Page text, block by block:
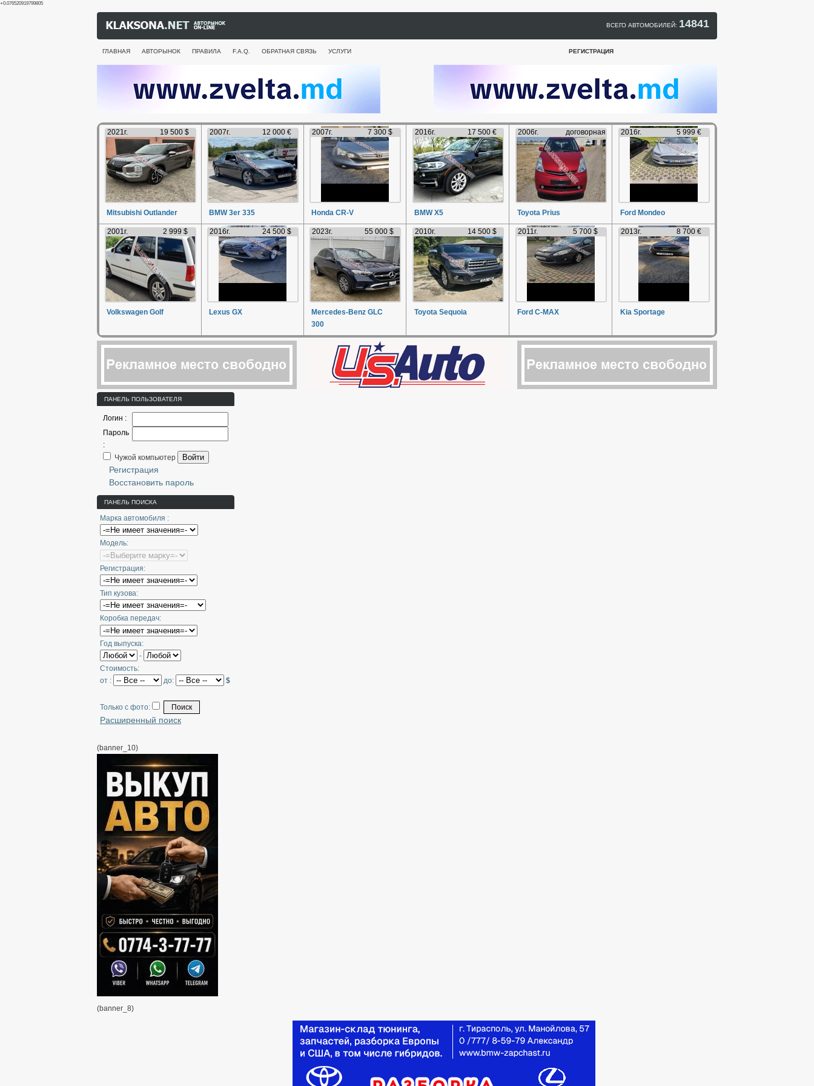
+0.076520919799805
ВСЕГО АВТОМОБИЛЕЙ: 14841
ГЛАВНАЯ АВТОРЫНОК ПРАВИЛА F.A.Q. ОБРАТНАЯ СВЯЗЬ УСЛУГИ РЕГИСТРАЦИЯ
2021г. 19 500 $
Mitsubishi Outlander
2007г. 12 000 €
BMW 3er 335
2007г. 7 300 $
Honda CR-V
2016г. 17 500 €
BMW X5
2006г. договорная
Toyota Prius
2016г. 5 999 €
Ford Mondeo
2001г. 2 999 $
Volkswagen Golf
2016г. 24 500 $
Lexus GX
2023г. 55 000 $
Mercedes-Benz GLC
300
2010г. 14 500 $
Toyota Sequoia
2011г. 5 700 $
Ford C-MAX
2013г. 8 700 €
Kia Sportage
ПАНЕЛЬ ПОЛЬЗОВАТЕЛЯ
Логин :
Пароль
:
Чужой компьютер
Войти
Регистрация
Восстановить пароль
ПАНЕЛЬ ПОИСКА
Марка автомобиля :
Модель:
Регистрация:
Тип кузова:
Коробка передач:
Год выпуска:
-
Стоимость:
от :
до: $
Только с фото:
Расширенный поиск
(banner_10)
(banner_8)